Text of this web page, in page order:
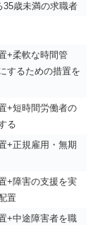
歳未満の求職者
+柔軟な時間管
するための措置を
+短時間労働者の
る
+正規雇用・無期
+障害の支援を実
置
+中途障害者を職